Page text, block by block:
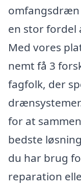
en stor fordel
Med vores
nemt få 3
fagfolk, der
for at
bedste
du har brug
reparation